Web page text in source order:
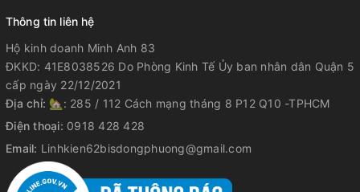
Thông tin liên hệ
Hộ kinh doanh Minh Anh 83
ĐKKD: 41E8038526 Do Phòng Kinh Tế Ủy ban nhân dân Quận 5
cấp ngày 22/12/2021
Địa chỉ: 🏡: 285 / 112 Cách mạng tháng 8 P12 Q10 -TPHCM
Điện thoại: 0918 428 428
Email: Linhkien62bisdongphuong@gmail.com